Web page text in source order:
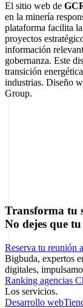
El sitio web de
en la minería
plataforma facilita
proyectos
información
gobernanza. Este
transición
industrias. Diseño
Group.
Transforma tu
No dejes que
Reserva tu reunión
Bigbuda, expertos
digitales,
Ranking agencias
Los servicios.
Desarrollo web